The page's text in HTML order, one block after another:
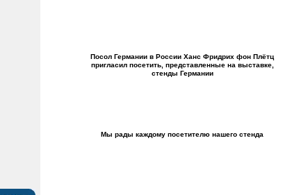
Посол Германии в России Ханс Фридрих фон Плётц
пригласил посетить, представленные на выставке,
стенды Германии
Мы рады каждому посетителю нашего стенда